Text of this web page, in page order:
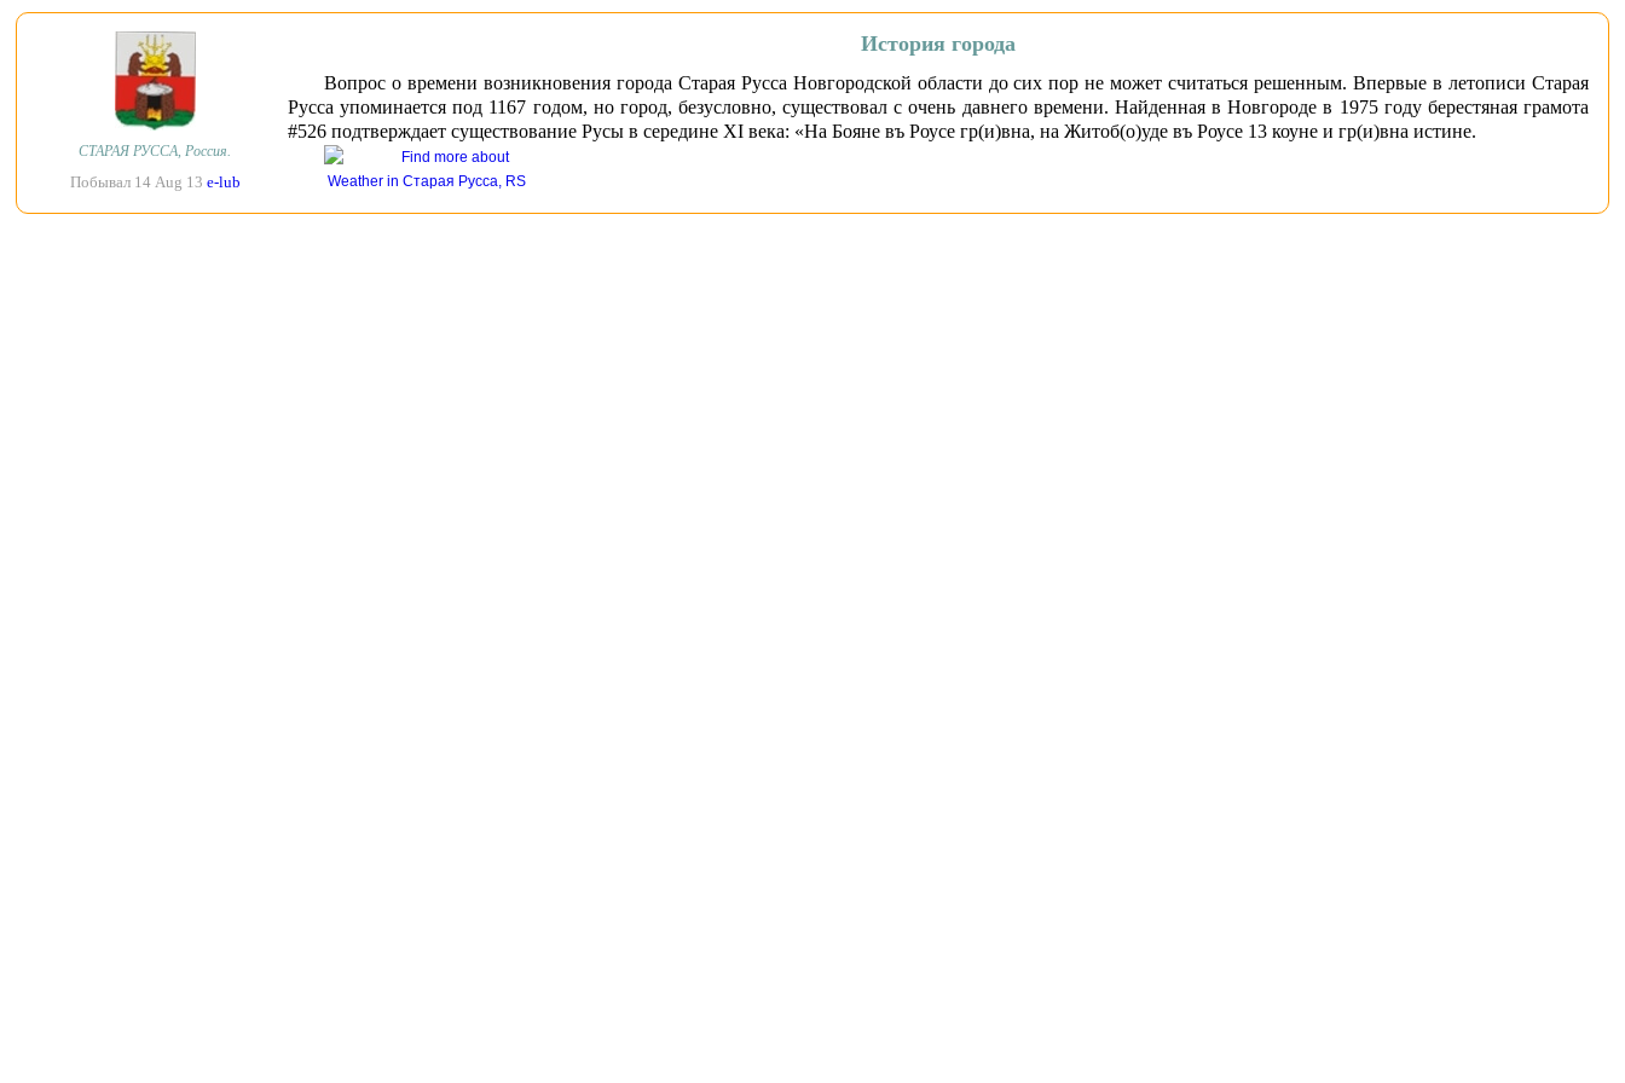
СТАРАЯ РУССА, Россия.
Побывал 14 Aug 13 e-lub
История города
Вопрос о времени возникновения города Старая Русса Новгородской области до сих пор не может считаться решенным. Впервые в летописи Старая
Русса упоминается под 1167 годом, но город, безусловно, существовал с очень давнего времени. Найденная в Новгороде в 1975 году берестяная грамота
#526 подтверждает существование Русы в середине XI века: «На Бояне въ Роусе гр(и)вна, на Житоб(о)уде въ Роусе 13 коуне и гр(и)вна истине.